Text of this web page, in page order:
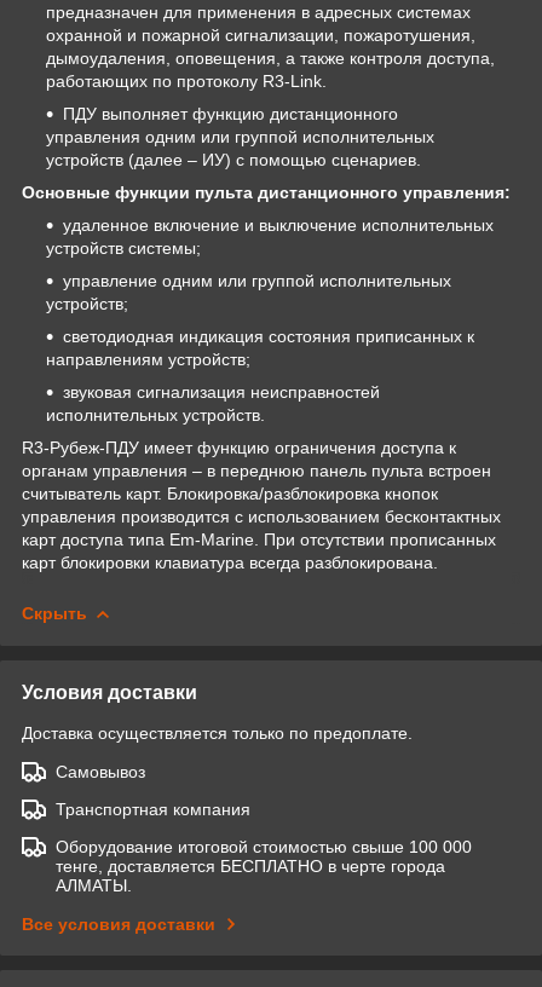
предназначен для применения в адресных системах
охранной и пожарной сигнализации, пожаротушения,
дымоудаления, оповещения, а также контроля доступа,
работающих по протоколу R3-Link.
ПДУ выполняет функцию дистанционного
управления одним или группой исполнительных
устройств (далее – ИУ) с помощью сценариев.
Основные функции пульта дистанционного управления:
удаленное включение и выключение исполнительных
устройств системы;
управление одним или группой исполнительных
устройств;
светодиодная индикация состояния приписанных к
направлениям устройств;
звуковая сигнализация неисправностей
исполнительных устройств.
R3-Рубеж-ПДУ имеет функцию ограничения доступа к
органам управления – в переднюю панель пульта встроен
считыватель карт. Блокировка/разблокировка кнопок
управления производится с использованием бесконтактных
карт доступа типа Em-Marine. При отсутствии прописанных
карт блокировки клавиатура всегда разблокирована.
Скрыть
Условия доставки
Доставка осуществляется только по предоплате.
Самовывоз
Транспортная компания
Оборудование итоговой стоимостью свыше 100 000
тенге, доставляется БЕСПЛАТНО в черте города
АЛМАТЫ.
Все условия доставки